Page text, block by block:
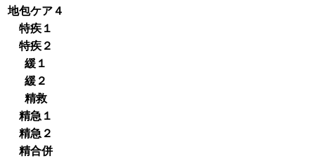
地包ケア４
特疾１
特疾２
緩１
緩２
精救
精急１
精急２
精合併